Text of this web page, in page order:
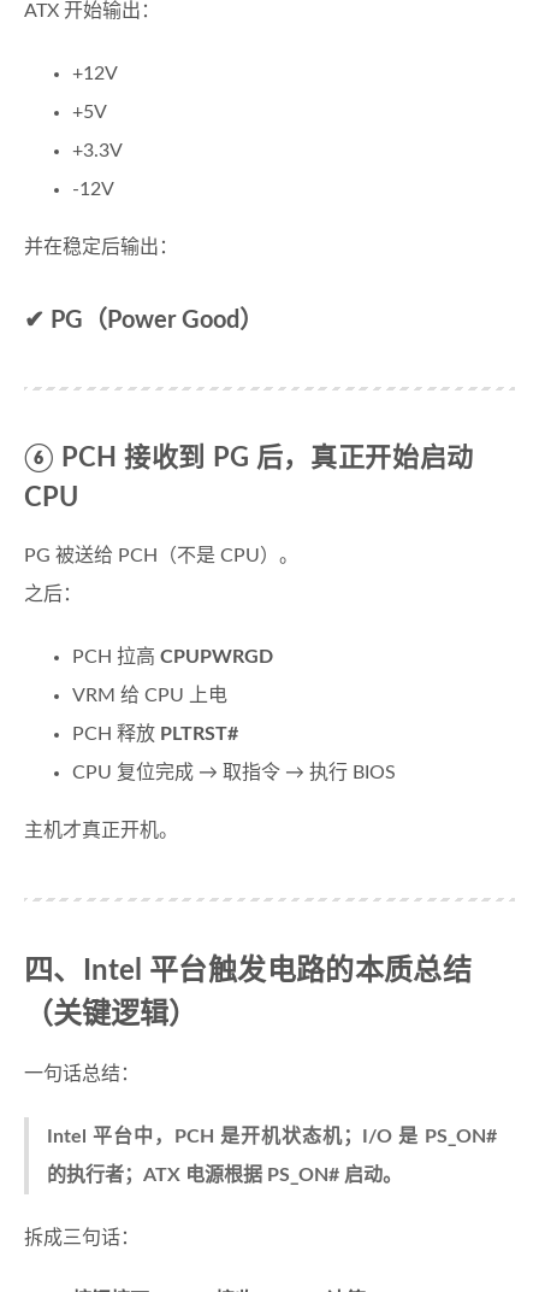
ATX 开始输出：
+12V
+5V
+3.3V
-12V
并在稳定后输出：
✔ PG（Power Good）
⑥ PCH 接收到 PG 后，真正开始启动
CPU
PG 被送给 PCH（不是 CPU）。
之后：
PCH 拉高 CPUPWRGD
VRM 给 CPU 上电
PCH 释放 PLTRST#
CPU 复位完成 → 取指令 → 执行 BIOS
主机才真正开机。
四、Intel 平台触发电路的本质总结
（关键逻辑）
一句话总结：
Intel 平台中，PCH 是开机状态机；I/O 是 PS_ON#
的执行者；ATX 电源根据 PS_ON# 启动。
拆成三句话：